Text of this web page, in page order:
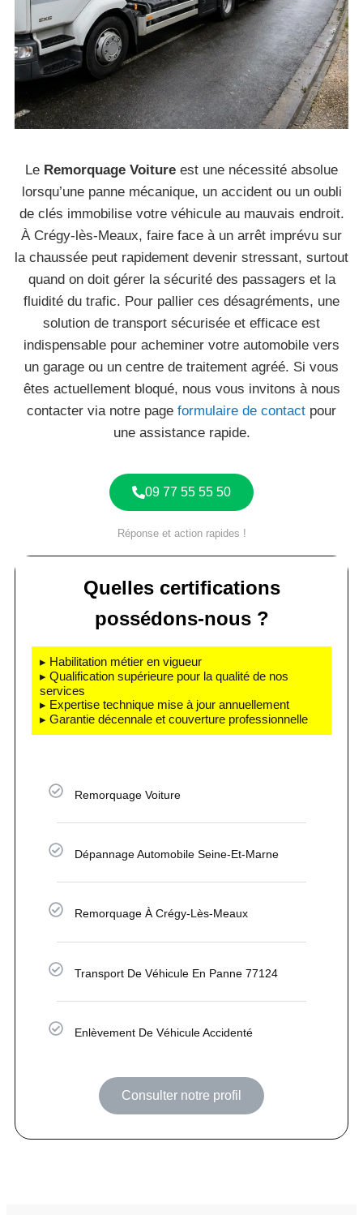
Le Remorquage Voiture est une nécessité absolue
lorsqu’une panne mécanique, un accident ou un oubli
de clés immobilise votre véhicule au mauvais endroit.
À Crégy-lès-Meaux, faire face à un arrêt imprévu sur
la chaussée peut rapidement devenir stressant, surtout
quand on doit gérer la sécurité des passagers et la
fluidité du trafic. Pour pallier ces désagréments, une
solution de transport sécurisée et efficace est
indispensable pour acheminer votre automobile vers
un garage ou un centre de traitement agréé. Si vous
êtes actuellement bloqué, nous vous invitons à nous
contacter via notre page formulaire de contact pour
une assistance rapide.
09 77 55 55 50
Réponse et action rapides !
Quelles certifications
possédons-nous ?
▸ Habilitation métier en vigueur
▸ Qualification supérieure pour la qualité de nos
services
▸ Expertise technique mise à jour annuellement
▸ Garantie décennale et couverture professionnelle
Remorquage Voiture
Dépannage Automobile Seine-Et-Marne
Remorquage À Crégy-Lès-Meaux
Transport De Véhicule En Panne 77124
Enlèvement De Véhicule Accidenté
Consulter notre profil